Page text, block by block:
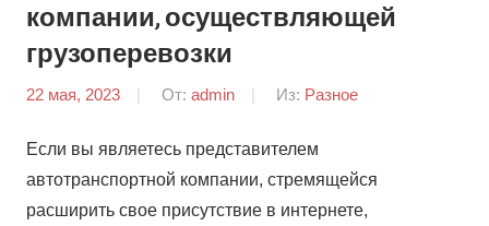
компании, осуществляющей
грузоперевозки
22 мая, 2023 От: admin Из: Разное
Если вы являетесь представителем
автотранспортной компании, стремящейся
расширить свое присутствие в интернете,